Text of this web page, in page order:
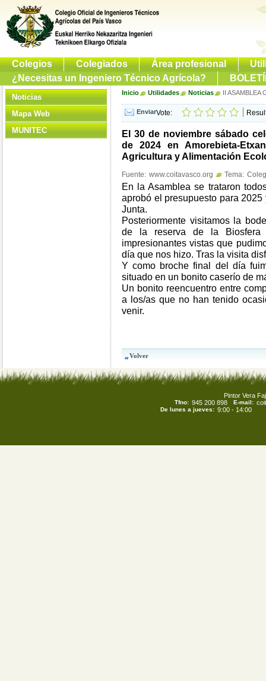
Colegios Colegiados Área profesional
¿Necesitas un Ingeniero Técnico Agrícola?
Noticias
Mapa Web
MUNITEC
Inicio Utilidades Noticias II ASAMBLEA
Vote:
El 30 de noviembre sábado
de 2024 en Amorebieta-
Agricultura y Alimentación
Fuente: www.coitavasco.org Tema:
En la Asamblea se trataron
aprobó el presupuesto para
Junta.
Posteriormente visitamos la
de la reserva de la
impresionantes vistas que
día que nos hizo. Tras la visita
Y como broche final del día
situado en un bonito caserío de
Un bonito reencuentro entre
a los/as que no han tenido
venir.
Pintor Vera
Tfno: 945 200 898 E-mail:
De lunes a jueves: 9:00 - 14:00